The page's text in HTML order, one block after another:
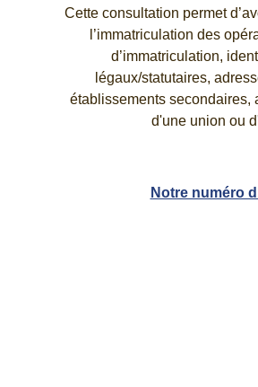
Cette consultation permet
l’immatriculation des
d’immatriculation,
légaux/statutaires,
établissements secondaires,
d'une union ou
Notre numéro